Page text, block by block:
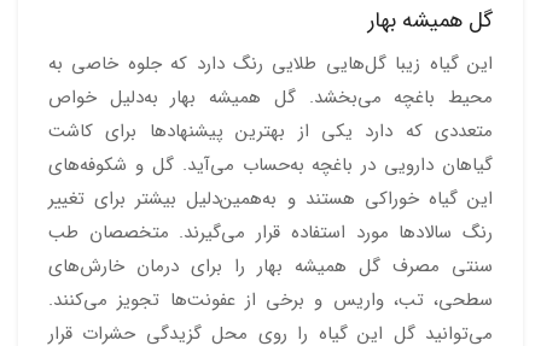
گل همیشه بهار
این گیاه زیبا گل‌هایی طلایی رنگ دارد که جلوه خاصی به
محیط باغچه می‌بخشد. گل همیشه بهار به‌دلیل خواص
متعددی که دارد یکی از بهترین پیشنهادها برای کاشت
گیاهان دارویی در باغچه به‌حساب می‌آید. گل و شکوفه‌های
این گیاه خوراکی هستند و به‌همین‌دلیل بیشتر برای تغییر
رنگ سالادها مورد استفاده قرار می‌گیرند. متخصصان طب
سنتی مصرف گل همیشه بهار را برای درمان خارش‌های
سطحی، تب، واریس و برخی از عفونت‌ها تجویز می‌کنند.
می‌توانید گل این گیاه را روی محل گزیدگی حشرات قرار